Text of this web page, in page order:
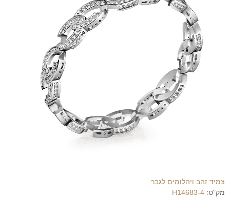
צמיד זהב ויהלומים לגבר
מק"ט: H14683-4